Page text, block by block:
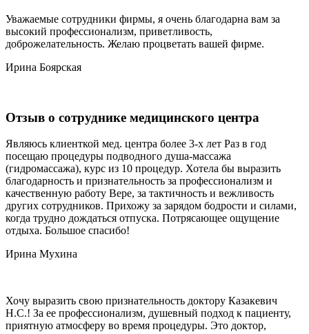
Уважаемые сотрудники фирмы, я очень благодарна вам за
высокий профессионализм, приветливость,
доброжелательность. Желаю процветать вашей фирме.
Ирина Боярская
Отзыв о сотруднике медицинского центра
Являюсь клиенткой мед. центра более 3-х лет Раз в год
посещаю процедуры подводного душа-массажа
(гидромассажа), курс из 10 процедур. Хотела бы выразить
благодарность и признательность за профессионализм и
качественную работу Вере, за тактичность и вежливость
других сотрудников. Прихожу за зарядом бодрости и силами,
когда трудно дождаться отпуска. Потрясающее ощущение
отдыха. Большое спасибо!
Ирина Мухина
Хочу выразить свою признательность доктору Казакевич
Н.С.! За ее профессионализм, душевный подход к пациенту,
приятную атмосферу во время процедуры. Это доктор,